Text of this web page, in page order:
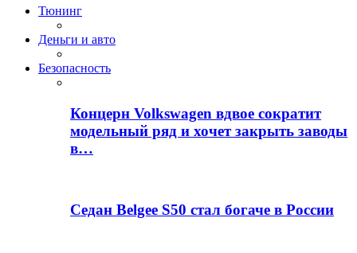
Тюнинг
Деньги и авто
Безопасность
Концерн Volkswagen вдвое сократит
модельный ряд и хочет закрыть заводы
в…
Седан Belgee S50 стал богаче в России